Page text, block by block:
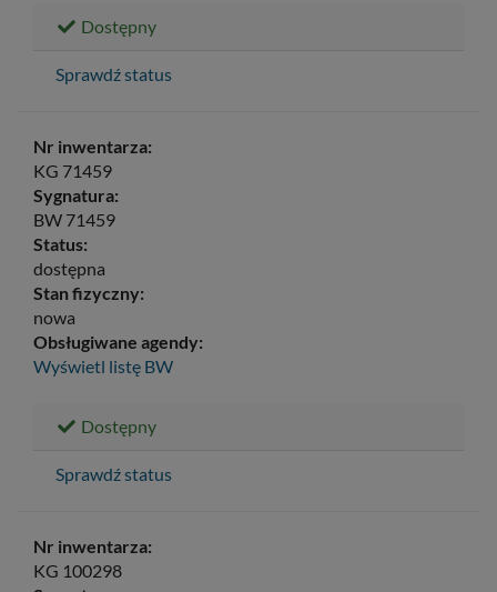
Dostępny
Sprawdź status
Nr inwentarza:
KG 71459
Sygnatura:
BW 71459
Status:
dostępna
Stan fizyczny:
nowa
Obsługiwane agendy:
Wyświetl listę BW
Dostępny
Sprawdź status
Nr inwentarza:
KG 100298